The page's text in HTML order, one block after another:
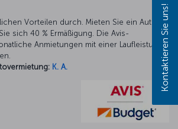
Vorteilen durch. Mieten Sie ein Auto
sich 40 % Ermäßigung. Die Avis-
Anmietungen mit einer Laufleistung
K. A. Kontaktieren Sie uns!